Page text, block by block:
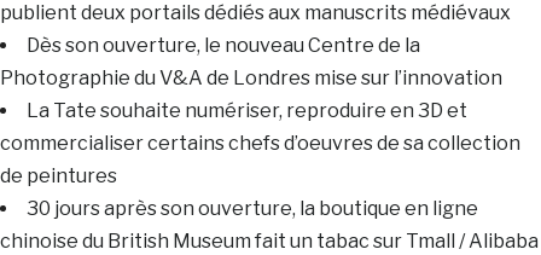
publient deux portails dédiés aux manuscrits médiévaux
Dès son ouverture, le nouveau Centre de la
Photographie du V&A de Londres mise sur l’innovation
La Tate souhaite numériser, reproduire en 3D et
commercialiser certains chefs d’oeuvres de sa collection
de peintures
30 jours après son ouverture, la boutique en ligne
chinoise du British Museum fait un tabac sur Tmall / Alibaba